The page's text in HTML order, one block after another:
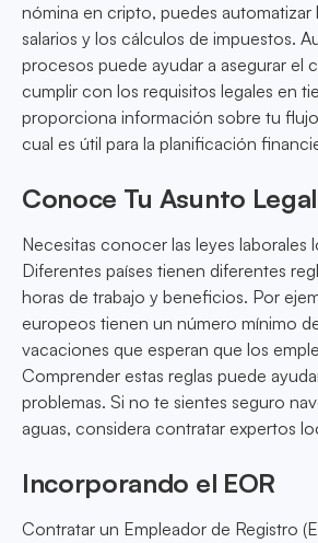
nómina en cripto, puedes automatizar
salarios y los cálculos de impuestos.
procesos puede ayudar a asegurar el
cumplir con los requisitos legales en
proporciona información sobre tu
cual es útil para la planificación
Conoce Tu Asunto Legal
Necesitas conocer las leyes laborales
Diferentes países tienen diferentes
horas de trabajo y beneficios. Por
europeos tienen un número mínimo
vacaciones que esperan que los
Comprender estas reglas puede
problemas. Si no te sientes seguro
aguas, considera contratar expertos
Incorporando el EOR
Contratar un Empleador de Registro